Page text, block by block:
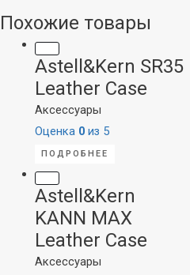
Похожие товары
Astell&Kern SR35
Leather Case
Аксессуары
Оценка 0из 5
ПОДРОБНЕЕ
Astell&Kern
KANN MAX
Leather Case
Аксессуары